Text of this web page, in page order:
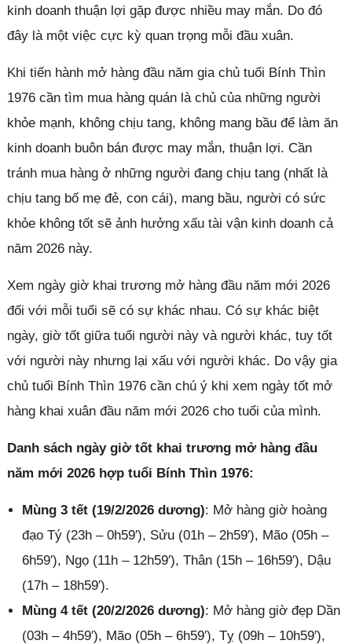
kinh doanh thuận lợi gặp được nhiều may mắn. Do đó
đây là một việc cực kỳ quan trọng mỗi đầu xuân.
Khi tiến hành mở hàng đầu năm gia chủ tuổi Bính Thìn
1976 cần tìm mua hàng quán là chủ của những người
khỏe mạnh, không chịu tang, không mang bầu để làm ăn
kinh doanh buôn bán được may mắn, thuận lợi. Cần
tránh mua hàng ở những người đang chịu tang (nhất là
chịu tang bố mẹ đẻ, con cái), mang bầu, người có sức
khỏe không tốt sẽ ảnh hưởng xấu tài vận kinh doanh cả
năm 2026 này.
Xem ngày giờ khai trương mở hàng đầu năm mới 2026
đối với mỗi tuổi sẽ có sự khác nhau. Có sự khác biệt
ngày, giờ tốt giữa tuổi người này và người khác, tuy tốt
với người này nhưng lại xấu với người khác. Do vậy gia
chủ tuổi Bính Thìn 1976 cần chú ý khi xem ngày tốt mở
hàng khai xuân đầu năm mới 2026 cho tuổi của mình.
Danh sách ngày giờ tốt khai trương mở hàng đầu
năm mới 2026 hợp tuổi Bính Thìn 1976:
Mùng 3 tết (19/2/2026 dương): Mở hàng giờ hoàng
đạo Tý (23h – 0h59′), Sửu (01h – 2h59′), Mão (05h –
6h59′), Ngọ (11h – 12h59′), Thân (15h – 16h59′), Dậu
(17h – 18h59′).
Mùng 4 tết (20/2/2026 dương): Mở hàng giờ đẹp Dần
(03h – 4h59′), Mão (05h – 6h59′), Tỵ (09h – 10h59′),